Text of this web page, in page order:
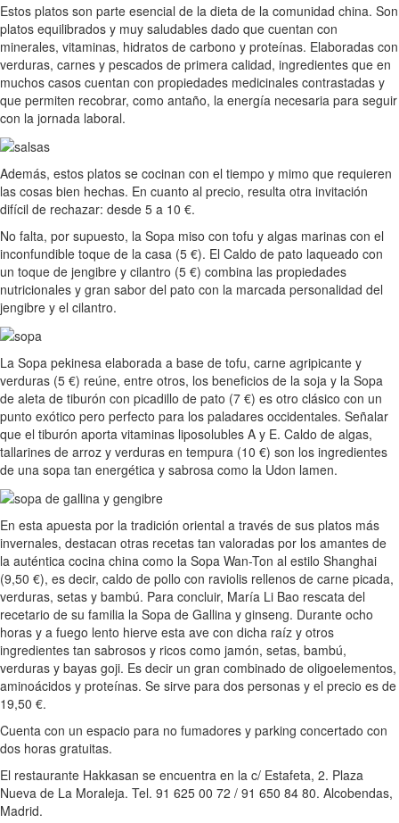
Estos platos son parte esencial de la dieta de la comunidad china. Son
platos equilibrados y muy saludables dado que cuentan con
minerales, vitaminas, hidratos de carbono y proteínas. Elaboradas con
verduras, carnes y pescados de primera calidad, ingredientes que en
muchos casos cuentan con propiedades medicinales contrastadas y
que permiten recobrar, como antaño, la energía necesaria para seguir
con la jornada laboral.
Además, estos platos se cocinan con el tiempo y mimo que requieren
las cosas bien hechas. En cuanto al precio, resulta otra invitación
difícil de rechazar: desde 5 a 10 €.
No falta, por supuesto, la Sopa miso con tofu y algas marinas con el
inconfundible toque de la casa (5 €). El Caldo de pato laqueado con
un toque de jengibre y cilantro (5 €) combina las propiedades
nutricionales y gran sabor del pato con la marcada personalidad del
jengibre y el cilantro.
La Sopa pekinesa elaborada a base de tofu, carne agripicante y
verduras (5 €) reúne, entre otros, los beneficios de la soja y la Sopa
de aleta de tiburón con picadillo de pato (7 €) es otro clásico con un
punto exótico pero perfecto para los paladares occidentales. Señalar
que el tiburón aporta vitaminas liposolubles A y E. Caldo de algas,
tallarines de arroz y verduras en tempura (10 €) son los ingredientes
de una sopa tan energética y sabrosa como la Udon lamen.
En esta apuesta por la tradición oriental a través de sus platos más
invernales, destacan otras recetas tan valoradas por los amantes de
la auténtica cocina china como la Sopa Wan-Ton al estilo Shanghai
(9,50 €), es decir, caldo de pollo con raviolis rellenos de carne picada,
verduras, setas y bambú. Para concluir, María Li Bao rescata del
recetario de su familia la Sopa de Gallina y ginseng. Durante ocho
horas y a fuego lento hierve esta ave con dicha raíz y otros
ingredientes tan sabrosos y ricos como jamón, setas, bambú,
verduras y bayas goji. Es decir un gran combinado de oligoelementos,
aminoácidos y proteínas. Se sirve para dos personas y el precio es de
19,50 €.
Cuenta con un espacio para no fumadores y parking concertado con
dos horas gratuitas.
El restaurante Hakkasan se encuentra en la c/ Estafeta, 2. Plaza
Nueva de La Moraleja. Tel. 91 625 00 72 / 91 650 84 80. Alcobendas,
Madrid.